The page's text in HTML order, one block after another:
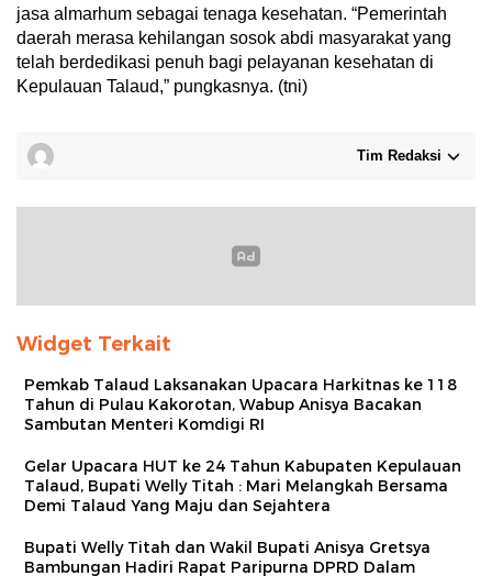
jasa almarhum sebagai tenaga kesehatan. “Pemerintah
daerah merasa kehilangan sosok abdi masyarakat yang
telah berdedikasi penuh bagi pelayanan kesehatan di
Kepulauan Talaud,” pungkasnya. (tni)
Tim Redaksi
Widget Terkait
Pemkab Talaud Laksanakan Upacara Harkitnas ke 118
Tahun di Pulau Kakorotan, Wabup Anisya Bacakan
Sambutan Menteri Komdigi RI
Gelar Upacara HUT ke 24 Tahun Kabupaten Kepulauan
Talaud, Bupati Welly Titah : Mari Melangkah Bersama
Demi Talaud Yang Maju dan Sejahtera
Bupati Welly Titah dan Wakil Bupati Anisya Gretsya
Bambungan Hadiri Rapat Paripurna DPRD Dalam